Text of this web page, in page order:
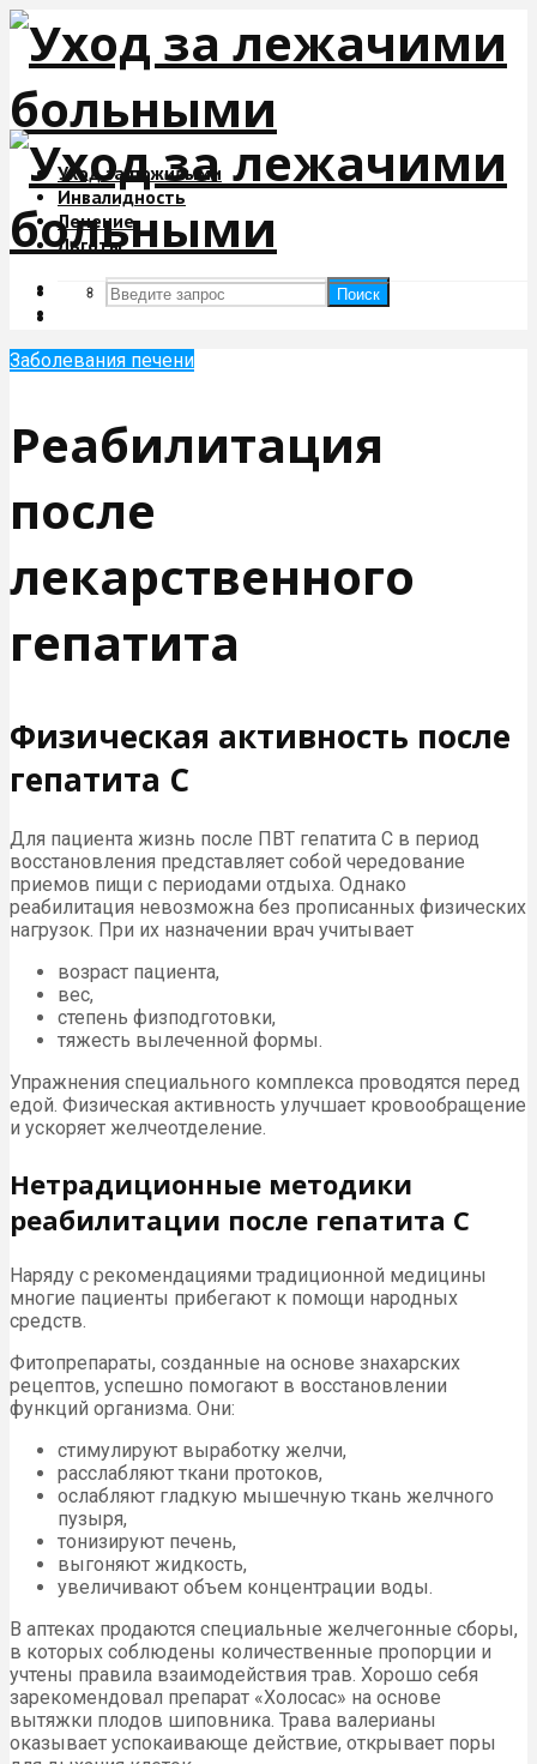
Уход за пожилыми
Инвалидность
Лечение
Льготы
Поиск
Поиск
Заболевания печени
Реабилитация
после
лекарственного
гепатита
Физическая активность после
гепатита С
Для пациента жизнь после ПВТ гепатита С в период
восстановления представляет собой чередование
приемов пищи с периодами отдыха. Однако
реабилитация невозможна без прописанных физических
нагрузок. При их назначении врач учитывает
возраст пациента,
вес,
степень физподготовки,
тяжесть вылеченной формы.
Упражнения специального комплекса проводятся перед
едой. Физическая активность улучшает кровообращение
и ускоряет желчеотделение.
Нетрадиционные методики
реабилитации после гепатита С
Наряду с рекомендациями традиционной медицины
многие пациенты прибегают к помощи народных
средств.
Фитопрепараты, созданные на основе знахарских
рецептов, успешно помогают в восстановлении
функций организма. Они:
стимулируют выработку желчи,
расслабляют ткани протоков,
ослабляют гладкую мышечную ткань желчного
пузыря,
тонизируют печень,
выгоняют жидкость,
увеличивают объем концентрации воды.
В аптеках продаются специальные желчегонные сборы,
в которых соблюдены количественные пропорции и
учтены правила взаимодействия трав. Хорошо себя
зарекомендовал препарат «Холосас» на основе
вытяжки плодов шиповника. Трава валерианы
оказывает успокаивающе действие, открывает поры